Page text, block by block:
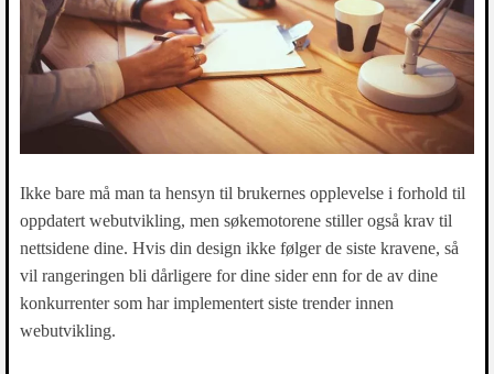
Ikke bare må man ta hensyn til brukernes opplevelse i forhold til
oppdatert webutvikling, men søkemotorene stiller også krav til
nettsidene dine. Hvis din design ikke følger de siste kravene, så
vil rangeringen bli dårligere for dine sider enn for de av dine
konkurrenter som har implementert siste trender innen
webutvikling.